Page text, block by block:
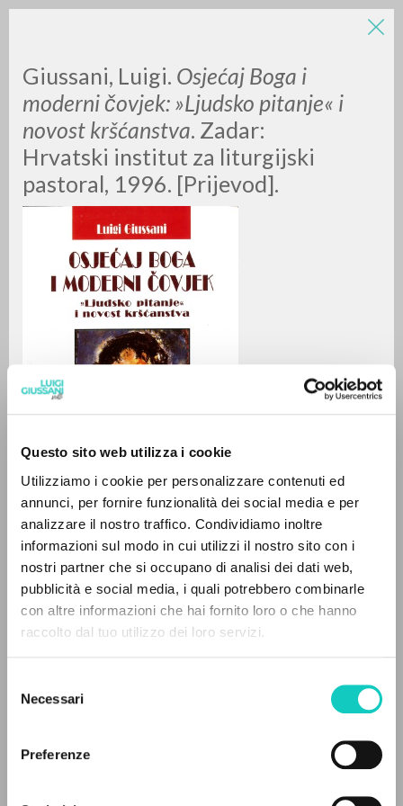
Questo sito web utilizza i cookie
Utilizziamo i cookie per personalizzare contenuti ed
annunci, per fornire funzionalità dei social media e per
analizzare il nostro traffico. Condividiamo inoltre
informazioni sul modo in cui utilizzi il nostro sito con i
nostri partner che si occupano di analisi dei dati web,
pubblicità e social media, i quali potrebbero combinarle
con altre informazioni che hai fornito loro o che hanno
raccolto dal tuo utilizzo dei loro servizi.
delNecessari
Preferenze
Giussani, Luigi. Osjećaj Boga i
moderni čovjek: »Ljudsko pitanje« i
novost kršćanstva. Zadar:
Hrvatski institut za liturgijski
pastoral, 1996. [Prijevod].
Brigljevic-Gozze MareTraductor
Giussani LuigiAutor
Gozze Ivana Traductor
HrvaTski Institut za Liturgijski Pastoral
Páginas: 124
LUIGI
GIUSSANI
scritti
BÚSQUEDA AVANZADA »
0DOCUMENTOS ENCONTRADOS
RESULTADOS SUCESIVOS